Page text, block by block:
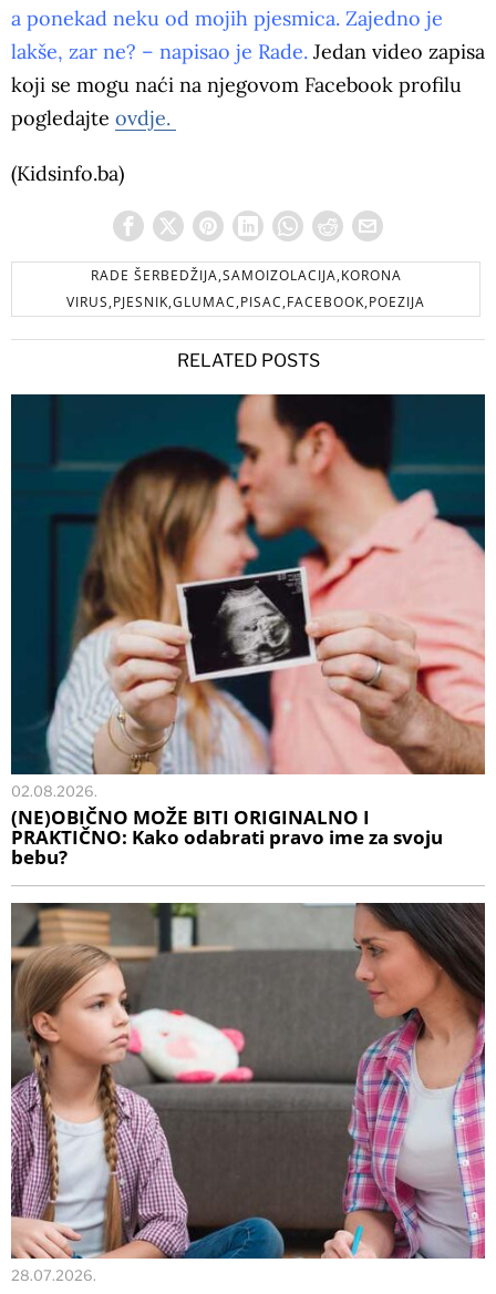
a ponekad neku od mojih pjesmica. Zajedno je
lakše, zar ne? – napisao je Rade. Jedan video zapisa
koji se mogu naći na njegovom Facebook profilu
pogledajte ovdje.
(Kidsinfo.ba)
RADE ŠERBEDŽIJA,SAMOIZOLACIJA,KORONA
VIRUS,PJESNIK,GLUMAC,PISAC,FACEBOOK,POEZIJA
RELATED POSTS
02.08.2026.
(NE)OBIČNO MOŽE BITI ORIGINALNO I
PRAKTIČNO: Kako odabrati pravo ime za svoju
bebu?
28.07.2026.